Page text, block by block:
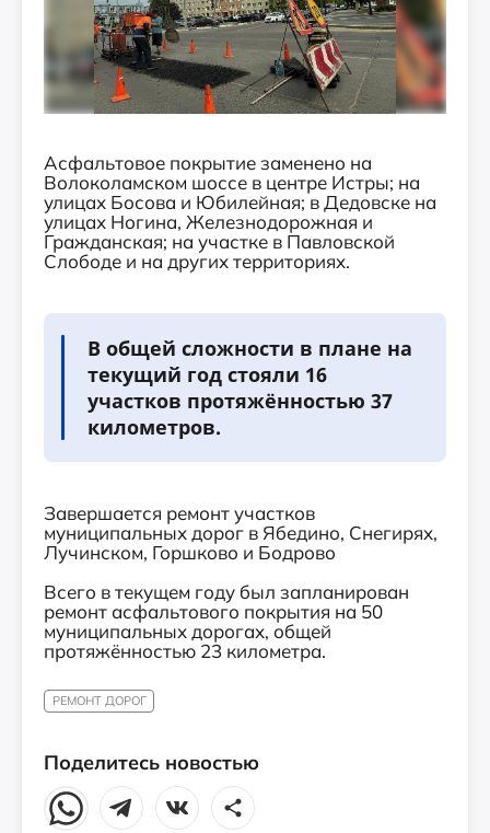
Асфальтовое покрытие заменено на
Волоколамском шоссе в центре Истры; на
улицах Босова и Юбилейная; в Дедовске на
улицах Ногина, Железнодорожная и
Гражданская; на участке в Павловской
Слободе и на других территориях.
В общей сложности в плане на
текущий год стояли 16
участков протяжённостью 37
километров.
Завершается ремонт участков
муниципальных дорог в Ябедино, Снегирях,
Лучинском, Горшково и Бодрово
Всего в текущем году был запланирован
ремонт асфальтового покрытия на 50
муниципальных дорогах, общей
протяжённостью 23 километра.
РЕМОНТ ДОРОГ
Поделитесь новостью